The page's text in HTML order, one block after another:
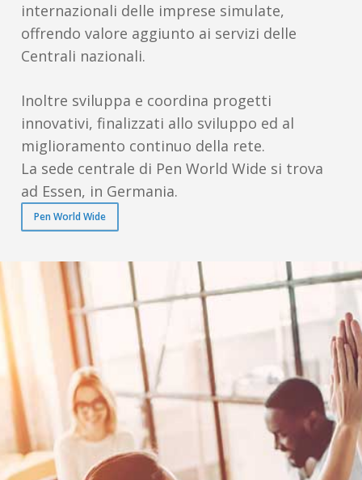
internazionali delle imprese simulate,
offrendo valore aggiunto ai servizi delle
Centrali nazionali.
Inoltre sviluppa e coordina progetti
innovativi, finalizzati allo sviluppo ed al
miglioramento continuo della rete.
La sede centrale di Pen World Wide si trova
ad Essen, in Germania.
Pen World Wide